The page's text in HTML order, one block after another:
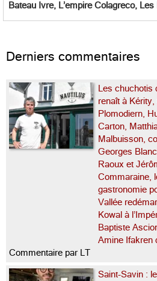
Bateau Ivre, L’empire Colagreco,
Derniers commentaires
Les chuchotis
renaît à Kérity,
Plomodiern,
Carton,
Malbuisson,
Georges
Raoux et
Commaraine,
gastronomie
Vallée
Kowal à
Baptiste
Amine Ifakren
Commentaire par LT
Saint-Savin :